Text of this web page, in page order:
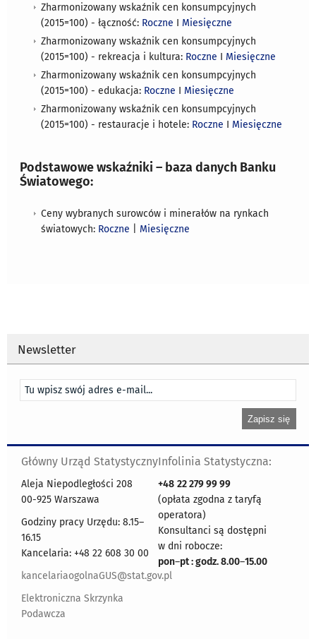
Zharmonizowany wskaźnik cen konsumpcyjnych
(2015=100) - łączność: Roczne I Miesięczne
Zharmonizowany wskaźnik cen konsumpcyjnych
(2015=100) - rekreacja i kultura: Roczne I Miesięczne
Zharmonizowany wskaźnik cen konsumpcyjnych
(2015=100) - edukacja: Roczne I Miesięczne
Zharmonizowany wskaźnik cen konsumpcyjnych
(2015=100) - restauracje i hotele: Roczne I Miesięczne
Podstawowe wskaźniki – baza danych Banku
Światowego:
Ceny wybranych surowców i minerałów na rynkach
światowych: Roczne Miesięczne
Newsletter
Główny Urząd Statystyczny
Aleja Niepodległości 208
00-925 Warszawa
Godziny pracy Urzędu: 8.15–
16.15
Kancelaria: +48 22 608 30 00
kancelariaogolnaGUS@stat.gov.pl
Elektroniczna Skrzynka
Podawcza
Infolinia Statystyczna:
+48 22 279 99 99
(opłata zgodna z taryfą
operatora)
Konsultanci są dostępni
w dni robocze:
pon–pt : godz. 8.00–15.00